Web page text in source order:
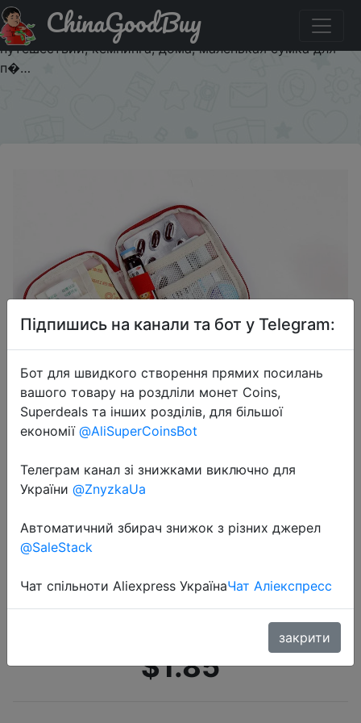
Придбати Портативный набор первой помощи, 2 цвета,
сумка для чрезвычайных ситуаций, для улицы,
путешествий, кемпинга, дома, маленькая сумка для
п�…
ChinaGoodBuy
2022-06-10
помощи, 2 цвета, сумка для
чрезвычайных ситуаций, для
улицы, путешествий, кемпинга,
дома, маленькая сумка для п�…
$1.85
Підпишись на канали та бот у Telegram:
Бот для швидкого створення прямих посилань
вашого товару на роздліли монет Coins,
Superdeals та інших розділів, для більшої
економії @AliSuperCoinsBot
Телеграм канал зі знижками виключно для
України @ZnyzkaUa
Автоматичний збирач знижок з різних джерел
@SaleStack
Чат спільноти Aliexpress УкраїнаЧат Аліекспресс
закрити